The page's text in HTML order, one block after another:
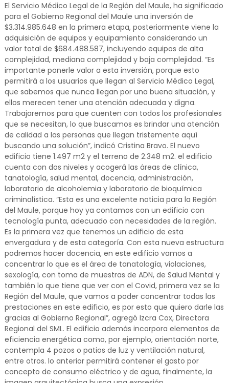
El Servicio Médico Legal de la Región del Maule, ha significado
para el Gobierno Regional del Maule una inversión de
$3.314.985.648 en la primera etapa, posteriormente viene la
adquisición de equipos y equipamiento considerando un
valor total de $684.488.587, incluyendo equipos de alta
complejidad, mediana complejidad y baja complejidad. “Es
importante ponerle valor a esta inversión, porque esto
permitirá a los usuarios que llegan al Servicio Médico Legal,
que sabemos que nunca llegan por una buena situación, y
ellos merecen tener una atención adecuada y digna.
Trabajaremos para que cuenten con todos los profesionales
que se necesitan, lo que buscamos es brindar una atención
de calidad a las personas que llegan tristemente aquí
buscando una solución”, indicó Cristina Bravo. El nuevo
edificio tiene 1.497 m2 y el terreno de 2.348 m2. el edificio
cuenta con dos niveles y acogerá las áreas de clínica,
tanatología, salud mental, docencia, administración,
laboratorio de alcoholemia y laboratorio de bioquímica
criminalística. “Esta es una excelente noticia para la Región
del Maule, porque hoy ya contamos con un edificio con
tecnología punta, adecuado con necesidades de la región.
Es la primera vez que tenemos un edificio de esta
envergadura y de esta categoría. Con esta nueva estructura
podremos hacer docencia, en este edificio vamos a
concentrar lo que es el área de tanatología, violaciones,
sexología, con toma de muestras de ADN, de Salud Mental y
también lo que tiene que ver con el Covid, primera vez se la
Región del Maule, que vamos a poder concentrar todas las
prestaciones en este edificio, es por esto que quiero darle las
gracias al Gobierno Regional”, agregó Izcra Cox, Directora
Regional del SML. El edificio además incorpora elementos de
eficiencia energética como, por ejemplo, orientación norte,
contempla 4 pozos o patios de luz y ventilación natural,
entre otros. lo anterior permitirá contener el gasto por
concepto de consumo eléctrico y de agua, finalmente, la